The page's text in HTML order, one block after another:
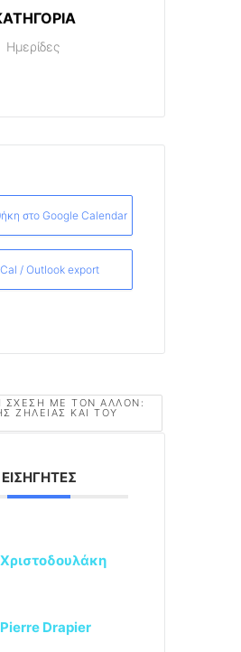
Ημερίδες
στο Google Calendar
/ Outlook export
ΣΧΈΣΗ ΜΕ ΤΟΝ ΆΛΛΟΝ:
ΖΉΛΕΙΑΣ ΚΑΙ ΤΟΥ
ΕΙΣΗΓΗΤΈΣ
Drapier